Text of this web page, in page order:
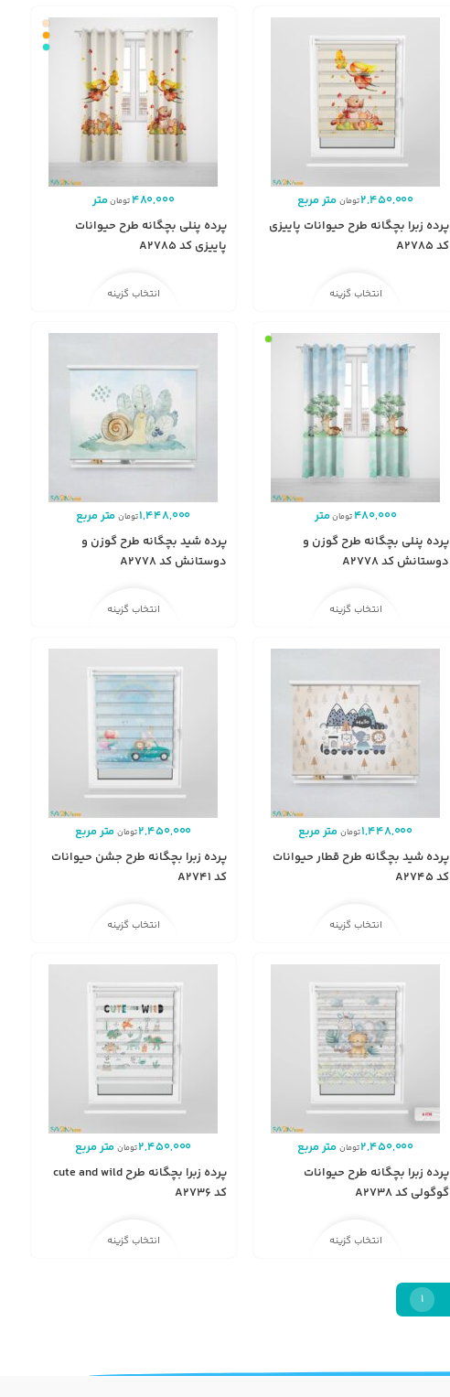
2,450,000تومانمتر مربع
پرده زبرا بچگانه طرح حیوانات پاییزی
کد A2785
انتخاب گزینه
480,000تومانمتر
پرده پنلی بچگانه طرح حیوانات
پاییزی کد A2785
انتخاب گزینه
480,000تومانمتر
پرده پنلی بچگانه طرح گوزن و
دوستانش کد A2778
انتخاب گزینه
1,448,000تومانمتر مربع
پرده شید بچگانه طرح گوزن و
دوستانش کد A2778
انتخاب گزینه
1,448,000تومانمتر مربع
پرده شید بچگانه طرح قطار حیوانات
کد A2745
انتخاب گزینه
2,450,000تومانمتر مربع
پرده زبرا بچگانه طرح جشن حیوانات
کد A2741
انتخاب گزینه
2,450,000تومانمتر مربع
پرده زبرا بچگانه طرح حیوانات
گوگولی کد A2738
انتخاب گزینه
2,450,000تومانمتر مربع
پرده زبرا بچگانه طرح cute and wild
کد A2736
انتخاب گزینه
1